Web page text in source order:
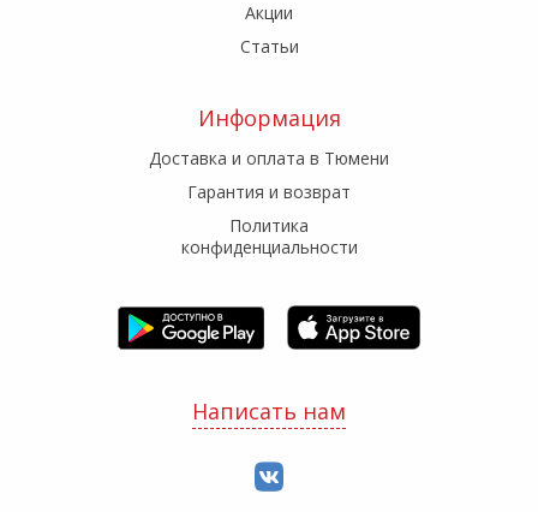
Акции
Статьи
Информация
Доставка и оплата в Тюмени
Гарантия и возврат
Политика
конфиденциальности
Написать нам